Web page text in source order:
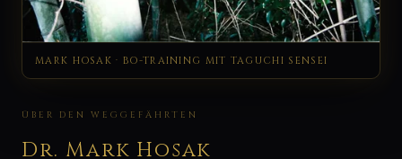
MARK HOSAK · BO-TRAINING MIT TAGUCHI SENSEI
ÜBER DEN WEGGEFÄHRTEN
Dr. Mark Hosak